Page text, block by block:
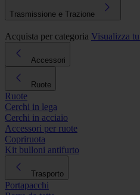
Trasmissione e Trazione
Acquista per categoria Visualizza
Accessori
Ruote
Ruote
Cerchi in lega
Cerchi in acciaio
Accessori per ruote
Copriruota
Kit bulloni antifurto
Trasporto
Portapacchi